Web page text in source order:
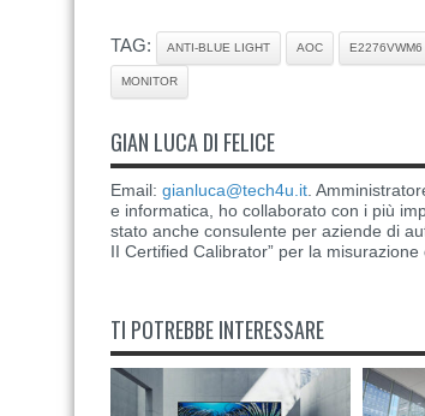
TAG: ANTI-BLUE LIGHT AOC E2276VWM6
MONITOR
GIAN LUCA DI FELICE
Email: gianluca@tech4u.it .
e informatica, ho collaborato con i più
stato anche consulente per aziende di
II Certified Calibrator” per la
TI POTREBBE INTERESSARE